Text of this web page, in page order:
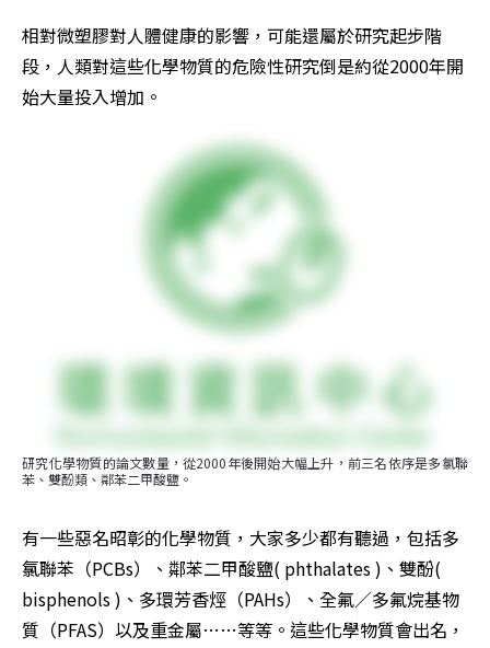
相對微塑膠對人體健康的影響，可能還屬於研究起步階
段，人類對這些化學物質的危險性研究倒是約從2000年開
始大量投入增加。
研究化學物質的論文數量，從2000年後開始大幅上升，前三名依序是多氯聯
苯、雙酚類、鄰苯二甲酸鹽。
有一些惡名昭彰的化學物質，大家多少都有聽過，包括多
氯聯苯（PCBs）、鄰苯二甲酸鹽( phthalates )、雙酚(
bisphenols )、多環芳香烴（PAHs）、全氟／多氟烷基物
質（PFAS）以及重金屬……等等。這些化學物質會出名，